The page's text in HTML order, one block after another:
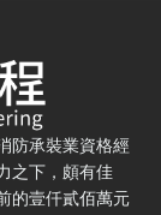
與聯絡方式
防承裝業資格經
之下，頗有佳
的壹仟貳佰萬元